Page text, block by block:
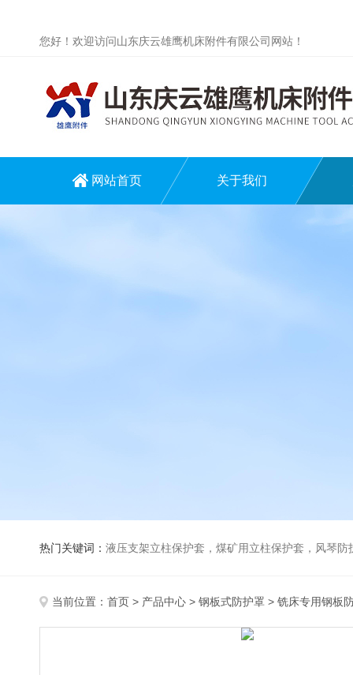
您好！欢迎访问山东庆云雄鹰机床附件有限公司网站！
网站首页 关于我们
热门关键词： 液压支架立柱保护套，煤矿用立柱保护套，风琴
当前位置： 首页 > 产品中心 > 钢板式防护罩 > 铣床专用钢板